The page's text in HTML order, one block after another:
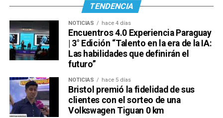
TENDENCIA
NOTICIAS hace 4 días
Encuentros 4.0 Experiencia Paraguay
| 3° Edición “Talento en la era de la IA:
Las habilidades que definirán el
futuro”
NOTICIAS hace 5 días
Bristol premió la fidelidad de sus
clientes con el sorteo de una
Volkswagen Tiguan 0 km